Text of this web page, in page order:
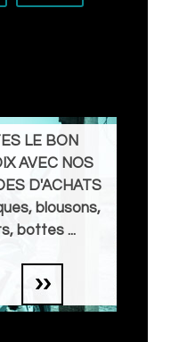
LE BON
AVEC NOS
D'ACHATS
blousons,
bottes ...